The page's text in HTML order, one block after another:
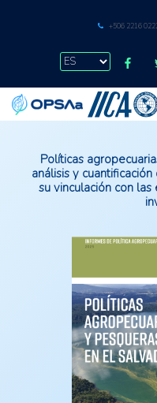
+506 2216
Políticas
análisis y
su vinculación con